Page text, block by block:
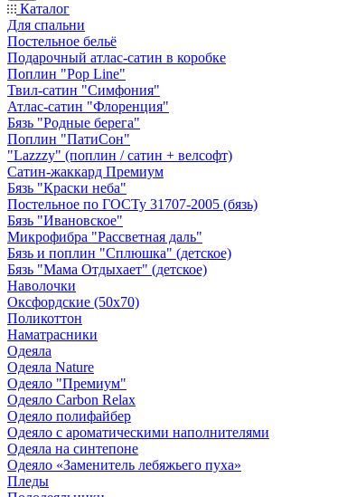
Каталог
Для спальни
Постельное бельё
Подарочный атлас-сатин в коробке
Поплин "Pop Line"
Твил-сатин "Симфония"
Атлас-сатин "Флоренция"
Бязь "Родные берега"
Поплин "ПатиСон"
"Lazzzy" (поплин / сатин + велсофт)
Сатин-жаккард Премиум
Бязь "Краски неба"
Постельное по ГОСТу 31707-2005 (бязь)
Бязь "Ивановское"
Микрофибра "Рассветная даль"
Бязь и поплин "Сплюшка" (детское)
Бязь "Мама Отдыхает" (детское)
Наволочки
Оксфордские (50х70)
Поликоттон
Наматрасники
Одеяла
Одеяла Nature
Одеяло "Премиум"
Одеяло Carbon Relax
Одеяло полифайбер
Одеяло с ароматическими наполнителями
Одеяла на синтепоне
Одеяло «Заменитель лебяжьего пуха»
Пледы